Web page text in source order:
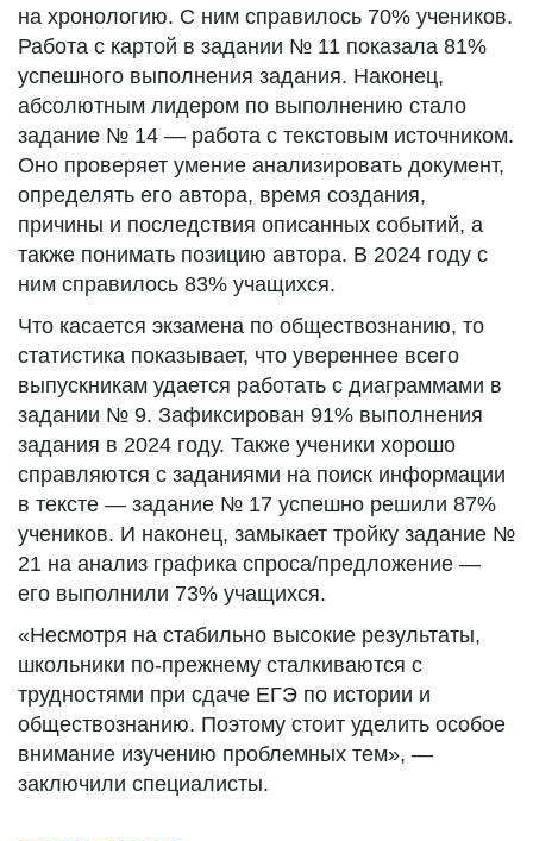
на хронологию. С ним справилось 70% учеников.
Работа с картой в задании № 11 показала 81%
успешного выполнения задания. Наконец,
абсолютным лидером по выполнению стало
задание № 14 — работа с текстовым источником.
Оно проверяет умение анализировать документ,
определять его автора, время создания,
причины и последствия описанных событий, а
также понимать позицию автора. В 2024 году с
ним справилось 83% учащихся.
Что касается экзамена по обществознанию, то
статистика показывает, что увереннее всего
выпускникам удается работать с диаграммами в
задании № 9. Зафиксирован 91% выполнения
задания в 2024 году. Также ученики хорошо
справляются с заданиями на поиск информации
в тексте — задание № 17 успешно решили 87%
учеников. И наконец, замыкает тройку задание №
21 на анализ графика спроса/предложение —
его выполнили 73% учащихся.
«Несмотря на стабильно высокие результаты,
школьники по-прежнему сталкиваются с
трудностями при сдаче ЕГЭ по истории и
обществознанию. Поэтому стоит уделить особое
внимание изучению проблемных тем», —
заключили специалисты.